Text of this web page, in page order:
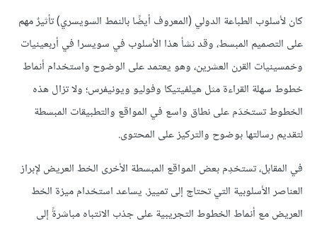
كان لأسلوب الطباعة الدولي (المعروف أيضًا بالنمط السويسري) تأثيرٌ مهم
على التصميم المبسط، وقد نشأ هذا الأسلوب في سويسرا في أربعينيات
وخمسينيات القرن العشرين، وهو يعتمد على الوضوح واستخدام أنماط
خطوط سهلة القراءة مثل هيلفيتيكا وفوليو ويونيفرس؛ ولا تزال هذه
الخطوط تستخدَم على نطاق واسع في المواقع والتطبيقات المبسطة
لتقديم رسالتها بوضوح والتركيز على المحتوى.
في المقابل، تستخدِم بعض المواقع المبسطة الأخرى الخط العريض لإبراز
العناصر الأسلوبية التي تحتاج إلى تمييز. يساعد استخدام ميزة الخط
العريض مع أنماط الخطوط التجريبية على جذب الانتباه مباشرةً إلى